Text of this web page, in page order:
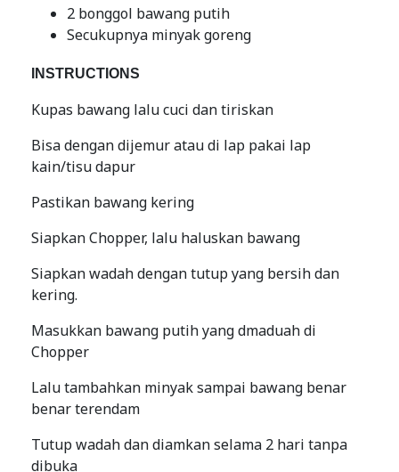
2 bonggol bawang putih
Secukupnya minyak goreng
INSTRUCTIONS
Kupas bawang lalu cuci dan tiriskan
Bisa dengan dijemur atau di lap pakai lap
kain/tisu dapur
Pastikan bawang kering
Siapkan Chopper, lalu haluskan bawang
Siapkan wadah dengan tutup yang bersih dan
kering.
Masukkan bawang putih yang dmaduah di
Chopper
Lalu tambahkan minyak sampai bawang benar
benar terendam
Tutup wadah dan diamkan selama 2 hari tanpa
dibuka